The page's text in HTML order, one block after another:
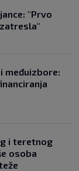
"Prvo
međuizbore:
i teretnog
osoba